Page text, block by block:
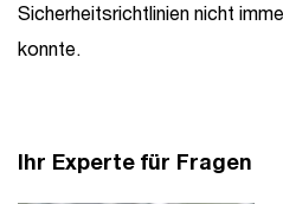
Sicherheitsrichtlinien nicht
konnte.
Ihr Experte für Fragen